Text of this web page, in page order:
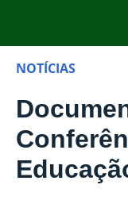
NOTÍCIAS